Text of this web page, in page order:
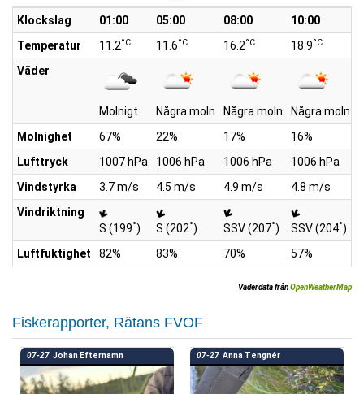
Klockslag 01:00 05:00 08:00 10:00
Temperatur
11.2°C 11.6°C 16.2°C 18.9°C
Väder
Molnigt Några moln Några moln Några moln
Molnighet
67% 22% 17% 16%
Lufttryck
1007 hPa 1006 hPa 1006 hPa 1006 hPa
Vindstyrka
3.7 m/s 4.5 m/s 4.9 m/s 4.8 m/s
Vindriktning
S (199°) S (202°) SSV (207°) SSV (204°)
Luftfuktighet
82% 83% 70% 57%
Väderdata frånOpenWeatherMap
Fiskerapporter, Rätans FVOF
07-27 Johan Efternamn 07-27 Anna Tengnér